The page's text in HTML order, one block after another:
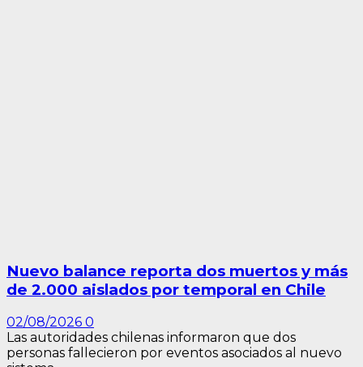
Nuevo balance reporta dos muertos y más
de 2.000 aislados por temporal en Chile
02/08/2026 0
Las autoridades chilenas informaron que dos
personas fallecieron por eventos asociados al nuevo